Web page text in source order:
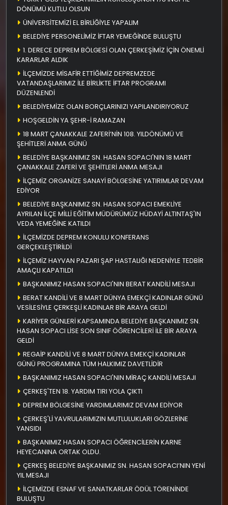
DÖNÜMÜ KUTLU OLSUN
ÜNİVERSİTEMİZİ EL BİRLİĞİYLE YAPALIM
BELEDİYE PERSONELİMİZ İFTAR YEMEĞİNDE BULUŞTU
1. DERECE DEPREM BÖLGESİ OLAN ÇERKEŞİMİZ İÇİN ÖNEMLİ
KARARLAR ALDIK
İLÇEMİZDE MİSAFİR ETTİĞİMİZ DEPREMZEDE
VATANDAŞLARIMIZ İLE BİRLİKTE İFTAR PROGRAMI
DÜZENLENDİ
BELEDİYEMİZE OLAN BORÇLARINIZI YAPILANDIRIYORUZ
HOŞGELDİN YA ŞEHR-İ RAMAZAN
18 MART ÇANAKKALE ZAFERİ’NİN 108. YILDÖNÜMÜ VE
ŞEHİTLERİ ANMA GÜNÜ
BELEDİYE BAŞKANIMIZ SN. HASAN SOPACI'NIN 18 MART
ÇANAKKALE ZAFERİ VE ŞEHİTLERİ ANMA MESAJI
İLÇEMİZ ORGANİZE SANAYİ BÖLGESİNE YATIRIMLAR DEVAM
EDİYOR
BELEDİYE BAŞKANIMIZ SN. HASAN SOPACI EMEKLİYE
AYRILAN İLÇE MİLLİ EĞİTİM MÜDÜRÜMÜZ HÜDAYİ ALTINTAŞ'IN
VEDA YEMEĞİNE KATILDI
İLÇEMİZDE DEPREM KONULU KONFERANS
GERÇEKLEŞTİRİLDİ
İLÇEMİZ HAYVAN PAZARI ŞAP HASTALIĞI NEDENİYLE TEDBİR
AMAÇLI KAPATILDI
BAŞKANIMIZ HASAN SOPACI'NIN BERAT KANDİLİ MESAJI
BERAT KANDİLİ VE 8 MART DÜNYA EMEKÇİ KADINLAR GÜNÜ
VESİLESİYLE ÇERKEŞLİ KADINLAR BİR ARAYA GELDİ
KARİYER GÜNLERİ KAPSAMINDA BELEDİYE BAŞKANIMIZ SN.
HASAN SOPACI LİSE SON SINIF ÖĞRENCİLERİ İLE BİR ARAYA
GELDİ
REGAİP KANDİLİ VE 8 MART DÜNYA EMEKÇİ KADINLAR
GÜNÜ PROGRAMINA TÜM HALKIMIZ DAVETLİDİR
BAŞKANIMIZ HASAN SOPACI'NIN MİRAÇ KANDİLİ MESAJI
ÇERKEŞ'TEN 18. YARDIM TIRI YOLA ÇIKTI
DEPREM BÖLGESİNE YARDIMLARIMIZ DEVAM EDİYOR
ÇERKEŞ'Lİ YAVRULARIMIZIN MUTLULUKLARI GÖZLERİNE
YANSIDI
BAŞKANIMIZ HASAN SOPACI ÖĞRENCİLERİN KARNE
HEYECANINA ORTAK OLDU.
ÇERKEŞ BELEDİYE BAŞKANIMIZ SN. HASAN SOPACI’NIN YENİ
YIL MESAJI
İLÇEMİZDE ESNAF VE SANATKARLAR ÖDÜL TÖRENİNDE
BULUŞTU